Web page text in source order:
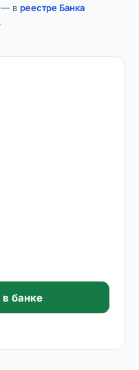
— в реестре Банка
.
банке